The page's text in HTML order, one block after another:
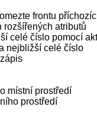
frontu
rozšířených atributů
celé číslo pomocí
nejbližší celé číslo
místní prostředí
prostředí